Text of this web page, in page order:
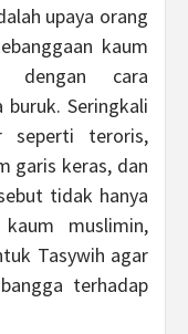
upaya orang
kaum
dengan cara
Seringkali
seperti teroris,
garis keras, dan
tidak hanya
muslimin,
Tasywih agar
terhadap